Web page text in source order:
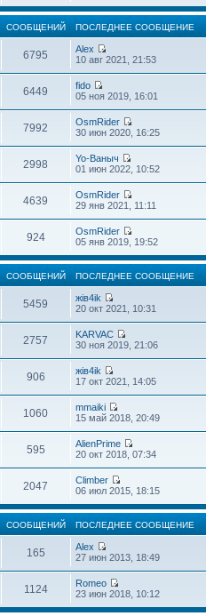
СООБЩЕНИЙ ПОСЛЕДНЕЕ СООБЩЕНИЕ
6795
Alex
10 авг 2021, 21:53
6449
fido
05 ноя 2019, 16:01
7992
OsmRider
30 июн 2020, 16:25
2998
Yo-Ваныч
01 июн 2022, 10:52
4639
OsmRider
29 янв 2021, 11:11
924
OsmRider
05 янв 2019, 19:52
СООБЩЕНИЙ ПОСЛЕДНЕЕ СООБЩЕНИЕ
5459
жiв4ik
20 окт 2021, 10:31
2757
KARVAC
30 ноя 2019, 21:06
906
жiв4ik
17 окт 2021, 14:05
1060
mmaiki
15 май 2018, 20:49
595
AlienPrime
20 окт 2018, 07:34
2047
Climber
06 июл 2015, 18:15
СООБЩЕНИЙ ПОСЛЕДНЕЕ СООБЩЕНИЕ
165
Alex
27 июн 2013, 18:49
1124
Romeo
23 июн 2018, 10:12